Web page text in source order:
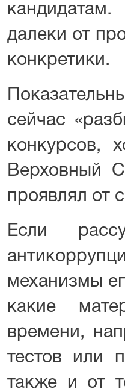
далеки от
конкретики.
сейчас
конкурсов,
Верховный
проявлял от
Если
механизмы
какие
времени,
тестов или
также и от